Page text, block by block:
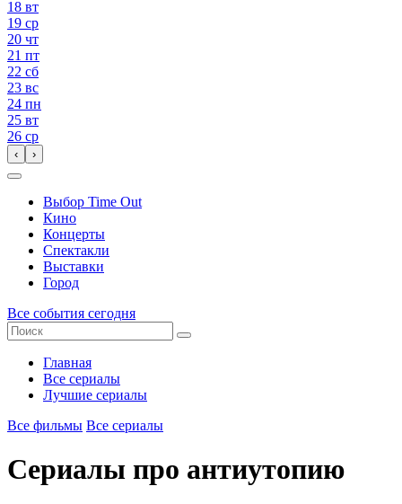
18 вт
19 ср
20 чт
21 пт
22 сб
23 вс
24 пн
25 вт
26 ср
‹ ›
Выбор Time Out
Кино
Концерты
Спектакли
Выставки
Город
Все события сегодня
Главная
Все сериалы
Лучшие сериалы
Все фильмы Все сериалы
Сериалы про антиутопию